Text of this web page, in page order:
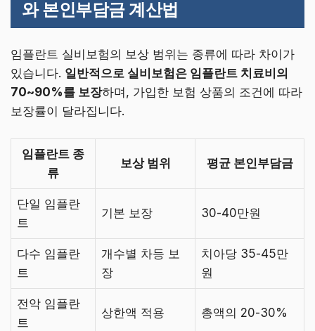
와 본인부담금 계산법
임플란트 실비보험의 보상 범위는 종류에 따라 차이가
있습니다. 일반적으로 실비보험은 임플란트 치료비의
70~90%를 보장하며, 가입한 보험 상품의 조건에 따라
보장률이 달라집니다.
임플란트 종
류
보상 범위 평균 본인부담금
단일 임플란
트
기본 보장 30-40만원
다수 임플란
트
개수별 차등 보
장
치아당 35-45만
원
전악 임플란
트
상한액 적용 총액의 20-30%